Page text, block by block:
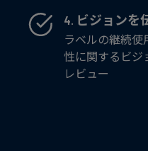
4. ビジョンを
ラベルの継続使
性に関するビジ
レビュー